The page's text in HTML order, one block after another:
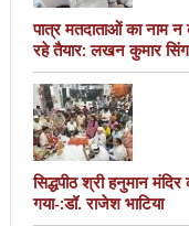
पात्र मतदाताओं का नाम न
रहे तैयार: लखन कुमार
सिद्धपीठ श्री हनुमान
गया-:डॉ. राजेश भाटिया